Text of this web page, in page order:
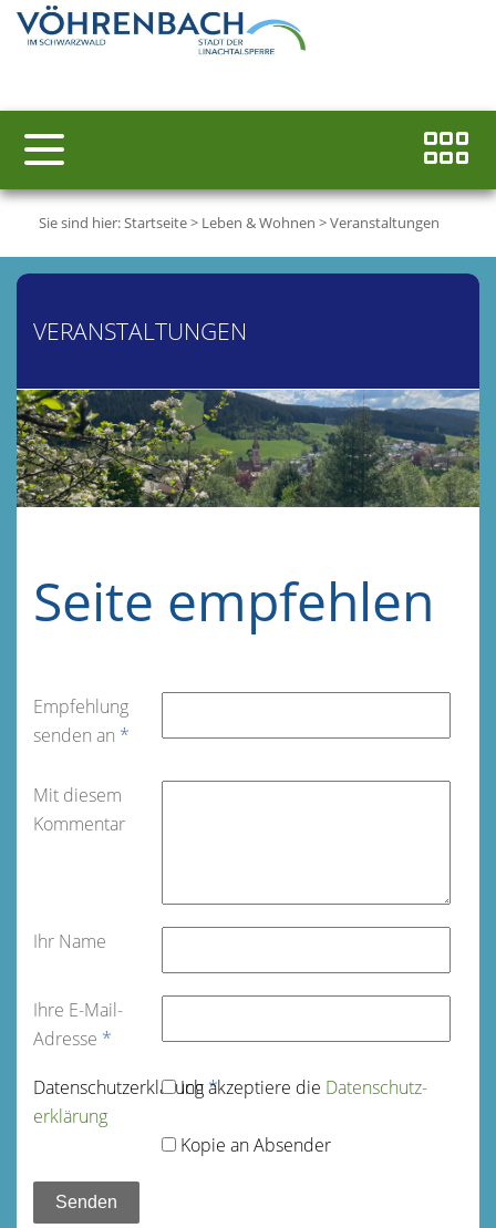
Sie sind hier:Startseite> Leben & Wohnen >Veranstaltungen
VERANSTALTUNGEN
Seite empfehlen
Empfehlung
senden an *
Mit diesem
Kommentar
Ihr Name
Ihre E-Mail-
Adresse *
Datenschutz­erklärung*
Ich akzeptiere die Datenschutz­
erklärung
Kopie an Absender